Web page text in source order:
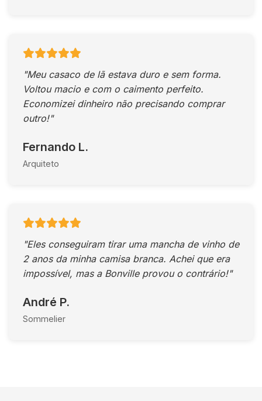
"Meu casaco de lã estava duro e sem forma.
Voltou macio e com o caimento perfeito.
Economizei dinheiro não precisando comprar
outro!"
Fernando L.
Arquiteto
"Eles conseguiram tirar uma mancha de vinho de
2 anos da minha camisa branca. Achei que era
impossível, mas a Bonville provou o contrário!"
André P.
Sommelier